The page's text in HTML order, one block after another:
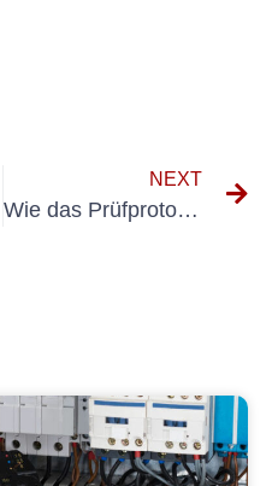
NEXT
Wie das Prüfprotokoll dabei hilft, potenzielle Probleme in elektrischen Maschinen zu erkennen und zu verhindern